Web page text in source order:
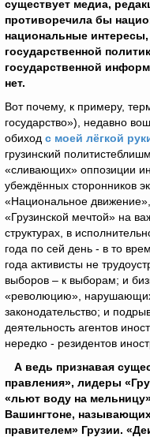
существует медиа,
противоречила бы
национальные
государственной
государственной
нет.
Вот почему, к примеру,
государство»), недавно
обиход с моей лёгкой
грузинский
«сливающих» оппозиции
убеждённых сторонников
«Национальное
«Грузинской мечтой» на
структурах, в
года по сей день - в то
года активисты не
выборов – к выборам; и
«революцию»,
законодательство; и
деятельность агентов
нередко - резидентов
А ведь признавая
правления», лидеры
«льют воду на
Вашингтоне,
правителем» Грузии.